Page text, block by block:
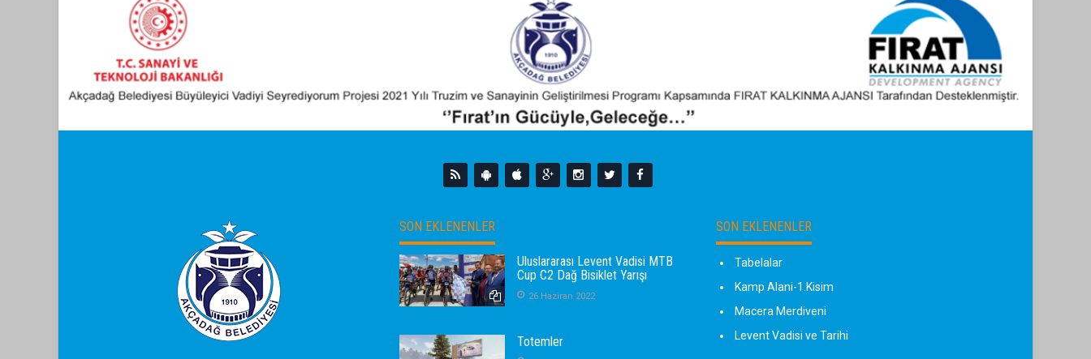
SON EKLENENLER
Uluslararası Levent Vadisi MTB
Cup C2 Dağ Bisiklet Yarışı
26 Haziran 2022
Totemler
SON EKLENENLER
Tabelalar
Kamp Alani-1.Kisim
Macera Merdiveni
Levent Vadisi ve Tarihi